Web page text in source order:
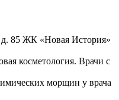
85 ЖК «Новая История»
косметология. Врачи с